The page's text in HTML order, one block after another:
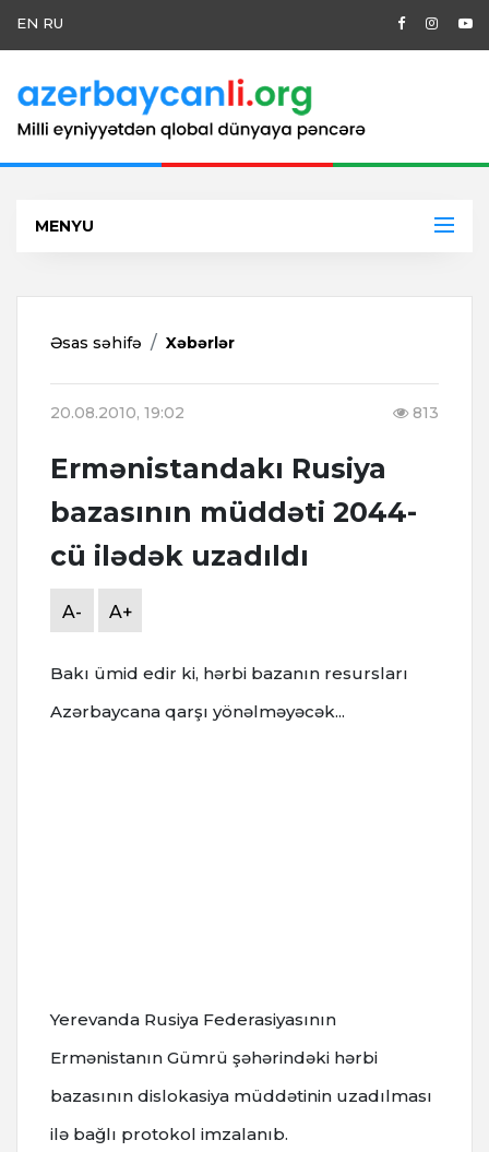
EN RU
MENYU
Əsas səhifə Xəbərlər
20.08.2010, 19:02 813
Ermənistandakı Rusiya
bazasının müddəti 2044-
cü ilədək uzadıldı
A- A+
Bakı ümid edir ki, hərbi bazanın resursları
Azərbaycana qarşı yönəlməyəcək...
Yerevanda Rusiya Federasiyasının
Ermənistanın Gümrü şəhərindəki hərbi
bazasının dislokasiya müddətinin uzadılması
ilə bağlı protokol imzalanıb.